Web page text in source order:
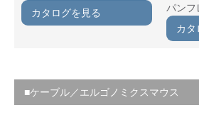
カタログを見る
パンフ
カタ
■ケーブル／エルゴノミクスマウス